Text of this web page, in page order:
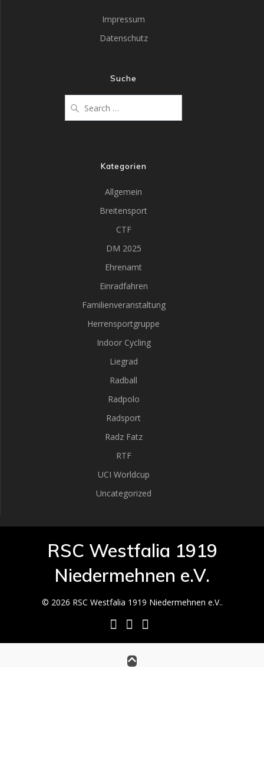
Impressum
Datenschutz
Suche
Kategorien
Allgemein
Breitensport
CTF
DM 2025
Ehrenamt
Einradfahren
Familienveranstaltung
Herrensportgruppe
Indoor Cycling
Liegrad
Radball
Radpolo
Radsport
Radz Fatz
RTF
UCI Worldcup
Uncategorized
RSC Westfalia 1919
Niedermehnen e.V.
© 2026 RSC Westfalia 1919 Niedermehnen e.V..